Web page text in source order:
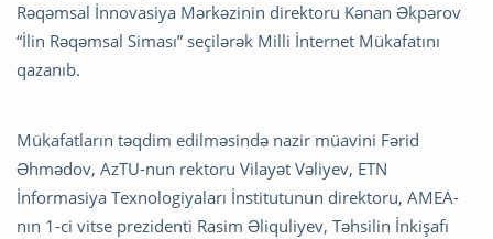
Rəqəmsal İnnovasiya Mərkəzinin direktoru Kənan Əkpərov
“İlin Rəqəmsal Siması” seçilərək Milli İnternet Mükafatını
qazanıb.
Mükafatların təqdim edilməsində nazir müavini Fərid
Əhmədov, AzTU-nun rektoru Vilayət Vəliyev, ETN
İnformasiya Texnologiyaları İnstitutunun direktoru, AMEA-
nın 1-ci vitse prezidenti Rasim Əliquliyev, Təhsilin İnkişafı